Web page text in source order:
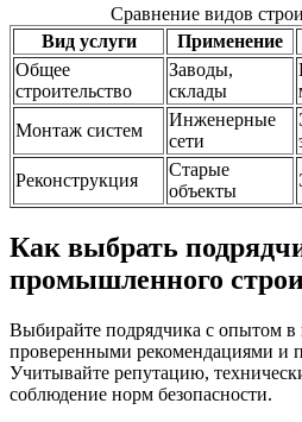
Сравнение видов
Вид услуги
Применение
Общее
строительство
Заводы,
склады
Монтаж систем
Инженерные
сети
Реконструкция
Старые
объекты
Как выбрать
промышленного
Выбирайте подрядчика с опытом
проверенными рекомендациями и
Учитывайте репутацию,
соблюдение норм безопасности.